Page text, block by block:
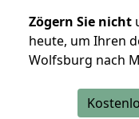
Zögern Sie nicht
heute, um Ihren
Wolfsburg nach